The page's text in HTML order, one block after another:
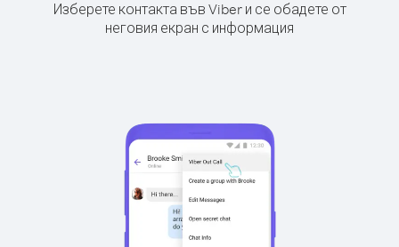
Изберете контакта във Viber и се обадете от
неговия екран с информация